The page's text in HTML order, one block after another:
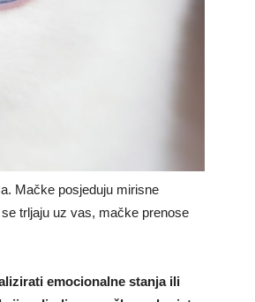
Mačke posjeduju mirisne
trljaju uz vas, mačke prenose
emocionalne stanja ili